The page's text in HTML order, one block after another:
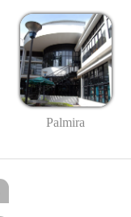
Palmira